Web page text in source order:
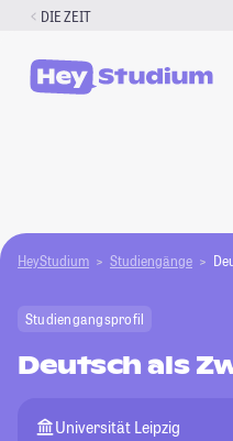
Zum
springen
DIE ZEIT
HeyStudium Studiengänge
Studiengangsprofil
Deutsch als
Universität Leipzig